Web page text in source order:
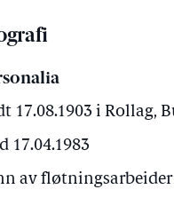
17.08.1903 i Rollag,
17.04.1983
av